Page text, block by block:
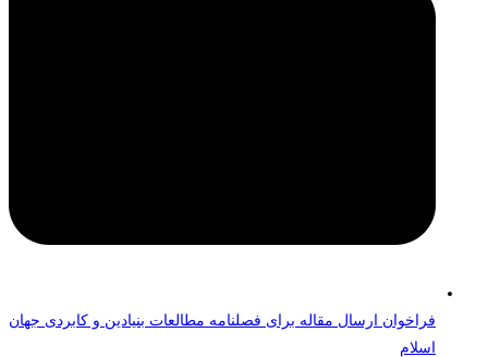
فراخوان ارسال مقاله برای فصلنامه مطالعات بنیادین و کابردی جهان
اسلام